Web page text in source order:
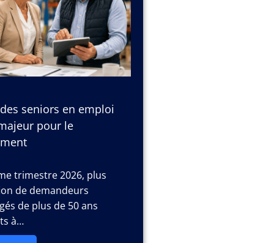
seniors en emploi
pour le
trimestre 2026, plus
de demandeurs
de plus de 50 ans
à…